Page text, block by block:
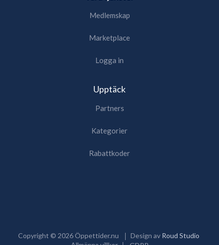
Medlemskap
Marketplace
Logga in
Upptäck
Partners
Kategorier
Rabattkoder
Copyright © 2026Öppettider.nu Design av Roud Studio